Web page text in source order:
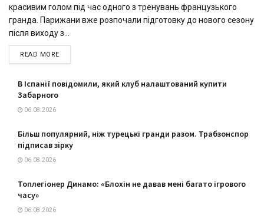
красивим голом під час одного з тренувань французького
гранда. Парижани вже розпочали підготовку до нового сезону
після виходу з...
READ MOREDETAILS
В Іспанії повідомили, який клуб налаштований купити
Забарного
06.08.2026
Більш популярний, ніж турецькі гранди разом. Трабзонспор
підписав зірку
06.08.2026
Топлегіонер Динамо: «Блохін не давав мені багато ігрового
часу»
06.08.2026